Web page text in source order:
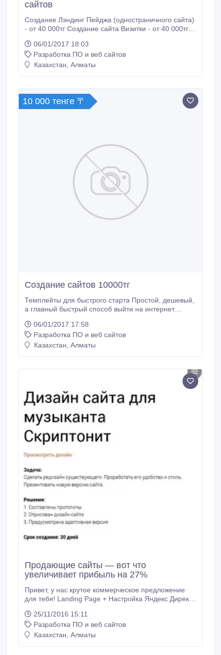
сайтов
Создание Лэндинг Пейджа (одностраничного сайта)
- от 40 000тг Создание сайта Визитки - от 40 000тг
сайта каталога - от 70 000тг Создание Интернет
Магазина - от 100 000тг http://it.mawina.kz/.
06/01/2017 18:03
Разработка ПО и веб сайтов
Казахстан, Алматы
10 000 тенге 〒
Создание сайтов 10000тг
Темплейты для быстрого старта Простой, дешевый,
а главный быстрый способ выйти на интернет
06/01/2017 17:58
Разработка ПО и веб сайтов
Казахстан, Алматы
Продающие сайты — вот что
увеличивает прибыль на 27%
Привет, у нас крутое коммерческое предложение
для тебя! Landing Page + Настройка Яндекс Директ
1. Составят карту из всех запросов по вашей нише
2. Отключат лишние запросы 3. Создадут больше 30
000 запросов (не во всех нишах это возможно или
25/11/2016 15:11
Разработка ПО и веб сайтов
Казахстан, Алматы